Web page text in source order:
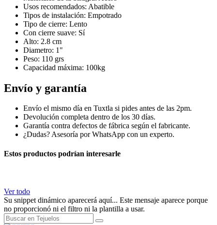
Usos recomendados: Abatible
Tipos de instalación: Empotrado
Tipo de cierre: Lento
Con cierre suave: Sí
Alto: 2.8 cm
Diametro: 1"
Peso: 110 grs
Capacidad máxima: 100kg
Envío y garantía
Envío el mismo día en Tuxtla si pides antes de las 2pm.
Devolución completa dentro de los 30 días.
Garantía contra defectos de fábrica según el fabricante.
¿Dudas? Asesoría por WhatsApp con un experto.
Estos productos podrían interesarle
Ver todo
Su snippet dinámico aparecerá aquí... Este mensaje aparece porque
no proporcionó ni el filtro ni la plantilla a usar.